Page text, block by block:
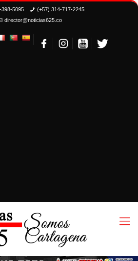
398-5095
(+57) 314-717-2245
director@noticias625.co